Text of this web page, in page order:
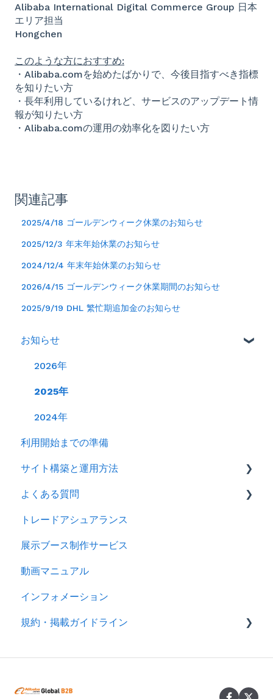
Alibaba International Digital Commerce Group 日本
エリア担当
Hongchen
このような方におすすめ:
・Alibaba.comを始めたばかりで、今後目指すべき指標
を知りたい方
・長年利用しているけれど、サービスのアップデート情
報が知りたい方
・Alibaba.comの運用の効率化を図りたい方
関連記事
2025/4/18 ゴールデンウィーク休業のお知らせ
2025/12/3 年末年始休業のお知らせ
2024/12/4 年末年始休業のお知らせ
2026/4/15 ゴールデンウィーク休業期間のお知らせ
2025/9/19 DHL 繁忙期追加金のお知らせ
お知らせ
2026年
2025年
2024年
利用開始までの準備
サイト構築と運用方法
会社情報を登録する
製品ページ登録の準備をする
製品ページを登録する
バイヤーからのメッセージに返信する
RFQを使ってバイヤーに売り込む
キーワード広告を利用する
よくある質問
ログイン
アカウント
製品情報
メッセージ
RFQ
トレードアシュアランス
展示ブース制作サービス
動画マニュアル
インフォメーション
規約・掲載ガイドライン